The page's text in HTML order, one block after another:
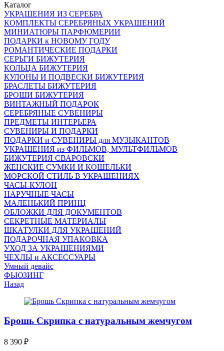
Каталог
УКРАШЕНИЯ ИЗ СЕРЕБРА
КОМПЛЕКТЫ СЕРЕБРЯНЫХ УКРАШЕНИЙ
МИНИАТЮРЫ ПАРФЮМЕРИИ
ПОДАРКИ к НОВОМУ ГОДУ
РОМАНТИЧЕСКИЕ ПОДАРКИ
СЕРЬГИ БИЖУТЕРИЯ
КОЛЬЦА БИЖУТЕРИЯ
КУЛОНЫ И ПОДВЕСКИ БИЖУТЕРИЯ
БРАСЛЕТЫ БИЖУТЕРИЯ
БРОШИ БИЖУТЕРИЯ
ВИНТАЖНЫЙ ПОДАРОК
СЕРЕБРЯНЫЕ СУВЕНИРЫ
ПРЕДМЕТЫ ИНТЕРЬЕРА
СУВЕНИРЫ И ПОДАРКИ
ПОДАРКИ и СУВЕНИРЫ для МУЗЫКАНТОВ
УКРАШЕНИЯ из ФИЛЬМОВ, МУЛЬТФИЛЬМОВ
БИЖУТЕРИЯ СВАРОВСКИ
ЖЕНСКИЕ СУМКИ И КОШЕЛЬКИ
МОРСКОЙ СТИЛЬ В УКРАШЕНИЯХ
ЧАСЫ-КУЛОН
НАРУЧНЫЕ ЧАСЫ
МАЛЕНЬКИЙ ПРИНЦ
ОБЛОЖКИ ДЛЯ ДОКУМЕНТОВ
СЕКРЕТНЫЕ МАТЕРИАЛЫ
ШКАТУЛКИ ДЛЯ УКРАШЕНИЙ
ПОДАРОЧНАЯ УПАКОВКА
УХОД ЗА УКРАШЕНИЯМИ
ЧEХЛЫ и АКСЕССУАРЫ
Умный девайс
ФЬЮЗИНГ
Назад
Брошь Скрипка с натуральным жемчугом
8 390 ₽